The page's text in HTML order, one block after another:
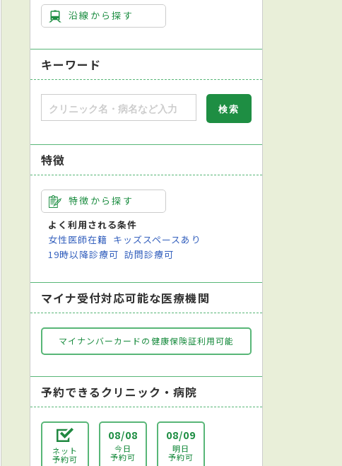
沿線から探す
キーワード
特徴
特徴から探す
よく利用される条件
女性医師在籍 キッズスペースあり
19時以降診療可 訪問診療可
マイナ受付対応可能な医療機関
マイナンバーカードの健康保険証利用可能
予約できるクリニック・病院
ネット
予約可
08/08
今日
予約可
08/09
明日
予約可